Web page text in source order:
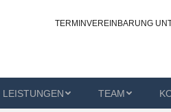
TERMINVEREINBARUNG
LEISTUNGEN TEAM